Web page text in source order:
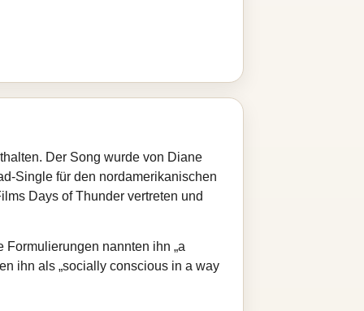
Der Song wurde von Diane
für den nordamerikanischen
Days of Thunder vertreten und
nannten ihn „a
ihn als „socially conscious in a way